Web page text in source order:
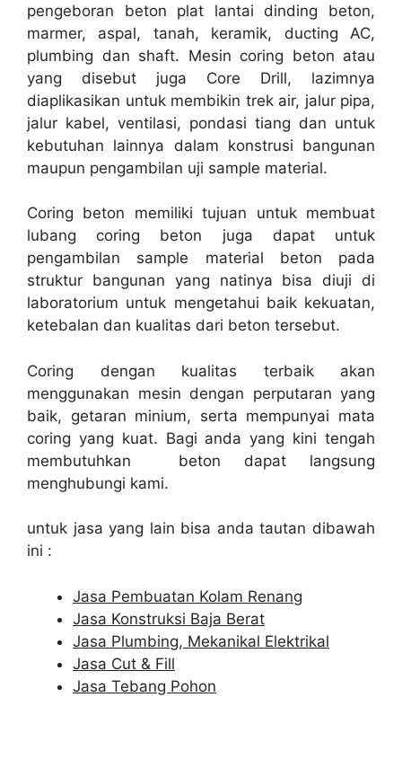
pengeboran beton plat lantai dinding beton,
marmer, aspal, tanah, keramik, ducting AC,
plumbing dan shaft. Mesin coring beton atau
yang disebut juga Core Drill, lazimnya
diaplikasikan untuk membikin trek air, jalur pipa,
jalur kabel, ventilasi, pondasi tiang dan untuk
kebutuhan lainnya dalam konstrusi bangunan
maupun pengambilan uji sample material.
Coring beton memiliki tujuan untuk membuat
lubang coring beton juga dapat untuk
pengambilan sample material beton pada
struktur bangunan yang natinya bisa diuji di
laboratorium untuk mengetahui baik kekuatan,
ketebalan dan kualitas dari beton tersebut.
Coring dengan kualitas terbaik akan
menggunakan mesin dengan perputaran yang
baik, getaran minium, serta mempunyai mata
coring yang kuat. Bagi anda yang kini tengah
membutuhkan beton dapat langsung
menghubungi kami.
untuk jasa yang lain bisa anda tautan dibawah
ini :
Jasa Pembuatan Kolam Renang
Jasa Konstruksi Baja Berat
Jasa Plumbing, Mekanikal Elektrikal
Jasa Cut & Fill
Jasa Tebang Pohon